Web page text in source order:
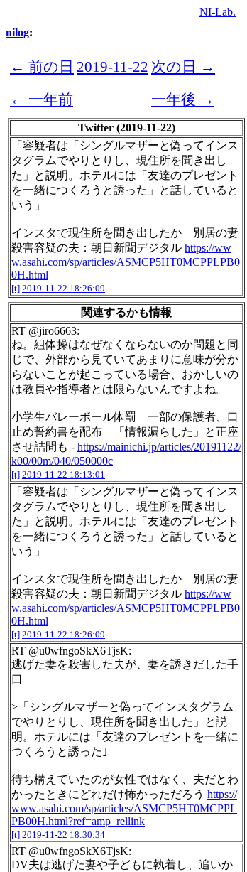
NI-Lab.
nilog:
← 前の日 2019-11-22 次の日 →
← 一年前
一年後 →
Twitter (2019-11-22)
「容疑者は「シングルマザーと偽ってインス
タグラムでやりとりし、現住所を聞き出し
た」と説明。ホテルには「友達のプレゼント
を一緒につくろうと誘った」と話していると
いう」
インスタで現住所を聞き出したか 別居の妻
殺害容疑の夫：朝日新聞デジタル https://ww
w.asahi.com/sp/articles/ASMCP5HT0MCPPLPB0
0H.html
[t] 2019-11-22 18:26:09
関連するかも情報
RT @jiro6663:
ね。組体操はなぜなくならないのか問題と同
じで、外部から見ていてあまりに意味が分か
らないことが起こっている場合、おかしいの
は教員や指導者とは限らないんですよね。
小学生バレーボール体罰 一部の保護者、口
止め誓約書を配布 「情報漏らした」と正座
させ詰問も - https://mainichi.jp/articles/20191122/
k00/00m/040/050000c
[t] 2019-11-22 18:13:01
「容疑者は「シングルマザーと偽ってインス
タグラムでやりとりし、現住所を聞き出し
た」と説明。ホテルには「友達のプレゼント
を一緒につくろうと誘った」と話していると
いう」
インスタで現住所を聞き出したか 別居の妻
殺害容疑の夫：朝日新聞デジタル https://ww
w.asahi.com/sp/articles/ASMCP5HT0MCPPLPB0
0H.html
[t] 2019-11-22 18:26:09
RT @u0wfngoSkX6TjsK:
逃げた妻を殺害した夫が、妻を誘きだした手
口
>「シングルマザーと偽ってインスタグラム
でやりとりし、現住所を聞き出した」と説
明。ホテルには「友達のプレゼントを一緒に
つくろうと誘った｣
待ち構えていたのが女性ではなく、夫だとわ
かったときにどれだけ怖かっただろう https://
www.asahi.com/sp/articles/ASMCP5HT0MCPPL
PB00H.html?ref=amp_rellink
[t] 2019-11-22 18:30:34
RT @u0wfngoSkX6TjsK:
DV夫は逃げた妻や子どもに執着し、追いか